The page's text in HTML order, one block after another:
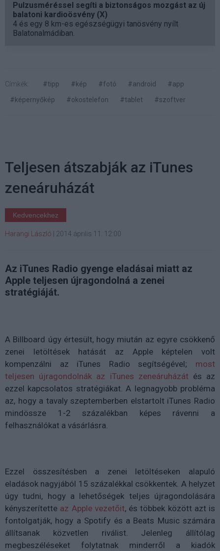
Pulzusméréssel segíti a biztonságos mozgást az új
balatoni kardioösvény (X)
4 és egy 8 km-es egészségügyi tanösvény nyílt
Balatonalmádiban.
Címkék: #tipp #kép #fotó #android
#app
#képernyőkép
#okostelefon #tablet #szoftver
Teljesen átszabják az iTunes
zeneáruházát
Kedvencekhez
Harangi László 2014 április 11. 12:00
Az iTunes Radio gyenge eladásai miatt az
Apple teljesen újragondolná a zenei
stratégiáját.
A Billboard úgy értesült, hogy miután az egyre csökkenő
zenei letöltések hatását az Apple képtelen volt
kompenzálni az iTunes Radio segítségével; most
teljesen újragondolnák az iTunes zeneáruházát és az
ezzel kapcsolatos stratégiákat. A legnagyobb probléma
az, hogy a tavaly szeptemberben elstartolt iTunes Radio
mindössze 1-2 százalékban képes rávenni a
felhasználókat a vásárlásra.
Ezzel összesítésben a zenei letöltéseken alapuló
eladások nagyjából 15 százalékkal csökkentek. A helyzet
úgy tudni, hogy a lehetőségek teljes újragondolására
kényszerítette az Apple vezetőit, és többek között azt is
fontolgatják, hogy a Spotify és a Beats Music számára
állítsanak közvetlen riválist. Jelenleg állítólag
megbeszéléseket folytatnak minderről a kiadók